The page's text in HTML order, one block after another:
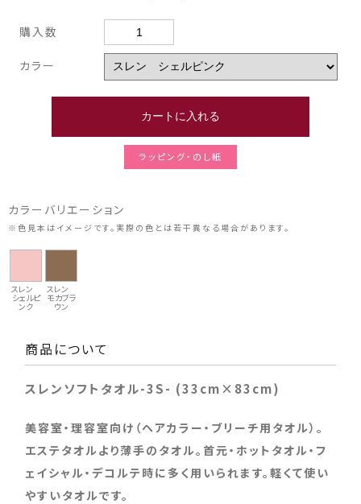
購入数
カラー
ラッピング・のし紙
カラーバリエーション
※色見本はイメージです。実際の色とは若干異なる場合があります。
スレン
シェルピ
ンク
スレン
モカブラ
ウン
商品について
スレンソフトタオル-3S- (33cm×83cm)
美容室・理容室向け（ヘアカラー・ブリーチ用タオル）。
エステタオルより薄手のタオル。首元・ホットタオル・フ
ェイシャル・デコルテ時に多く用いられます。軽くて使い
やすいタオルです。